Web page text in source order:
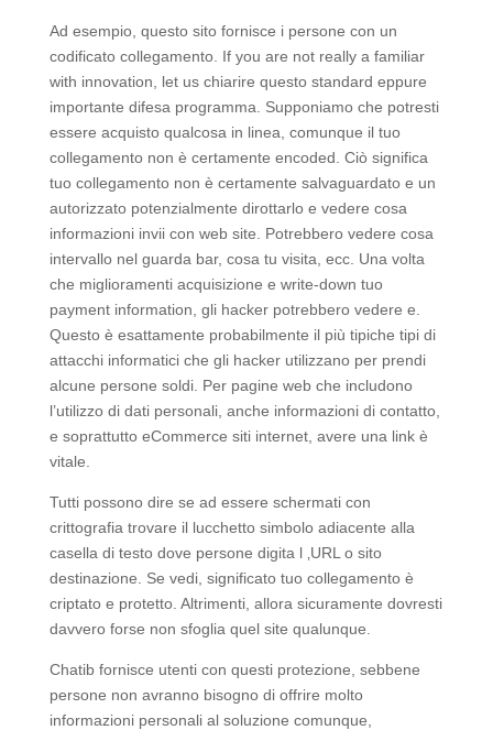
Ad esempio, questo sito fornisce i persone con un
codificato collegamento. If you are not really a familiar
with innovation, let us chiarire questo standard eppure
importante difesa programma. Supponiamo che potresti
essere acquisto qualcosa in linea, comunque il tuo
collegamento non è certamente encoded. Ciò significa
tuo collegamento non è certamente salvaguardato e un
autorizzato potenzialmente dirottarlo e vedere cosa
informazioni invii con web site. Potrebbero vedere cosa
intervallo nel guarda bar, cosa tu visita, ecc. Una volta
che miglioramenti acquisizione e write-down tuo
payment information, gli hacker potrebbero vedere e.
Questo è esattamente probabilmente il più tipiche tipi di
attacchi informatici che gli hacker utilizzano per prendi
alcune persone soldi. Per pagine web che includono
l’utilizzo di dati personali, anche informazioni di contatto,
e soprattutto eCommerce siti internet, avere una link è
vitale.
Tutti possono dire se ad essere schermati con
crittografia trovare il lucchetto simbolo adiacente alla
casella di testo dove persone digita l ‚URL o sito
destinazione. Se vedi, significato tuo collegamento è
criptato e protetto. Altrimenti, allora sicuramente dovresti
davvero forse non sfoglia quel site qualunque.
Chatib fornisce utenti con questi protezione, sebbene
persone non avranno bisogno di offrire molto
informazioni personali al soluzione comunque,